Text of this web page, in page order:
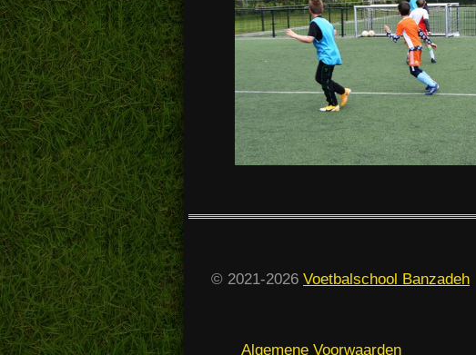
© 2021-2026 Voetbalschool Banzadeh
Algemene Voorwaarden